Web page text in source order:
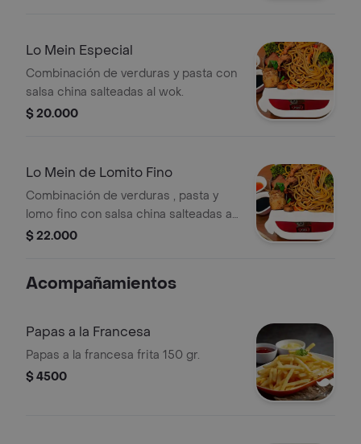
Lo Mein Especial
Combinación de verduras y pasta con
salsa china salteadas al wok.
$ 20.000
Lo Mein de Lomito Fino
Combinación de verduras , pasta y
lomo fino con salsa china salteadas al
wok.
$ 22.000
Acompañamientos
Papas a la Francesa
Papas a la francesa frita 150 gr.
$ 4500